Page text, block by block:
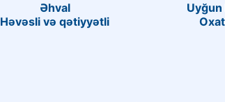
Əhval
Həvəsli və qətiyyətli